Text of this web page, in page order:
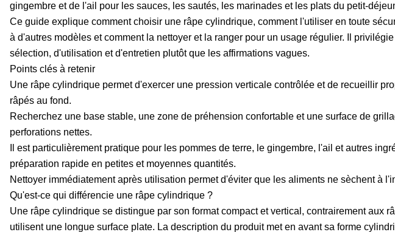
gingembre et de l'ail pour les sauces, les sautés, les marinades et les plats du petit-
Ce guide explique comment choisir une râpe cylindrique, comment l'utiliser en toute
à d'autres modèles et comment la nettoyer et la ranger pour un usage régulier. Il
sélection, d'utilisation et d'entretien plutôt que les affirmations vagues.
Points clés à retenir
Une râpe cylindrique permet d'exercer une pression verticale contrôlée et de recueillir
râpés au fond.
Recherchez une base stable, une zone de préhension confortable et une surface de
perforations nettes.
Il est particulièrement pratique pour les pommes de terre, le gingembre, l'ail et autres
préparation rapide en petites et moyennes quantités.
Nettoyer immédiatement après utilisation permet d'éviter que les aliments ne sèchent à
Qu'est-ce qui différencie une râpe cylindrique ?
Une râpe cylindrique se distingue par son format compact et vertical, contrairement aux
utilisent une longue surface plate. La description du produit met en avant sa forme